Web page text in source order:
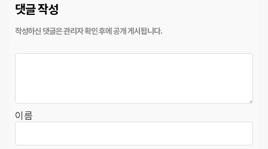
댓글 작성
이름